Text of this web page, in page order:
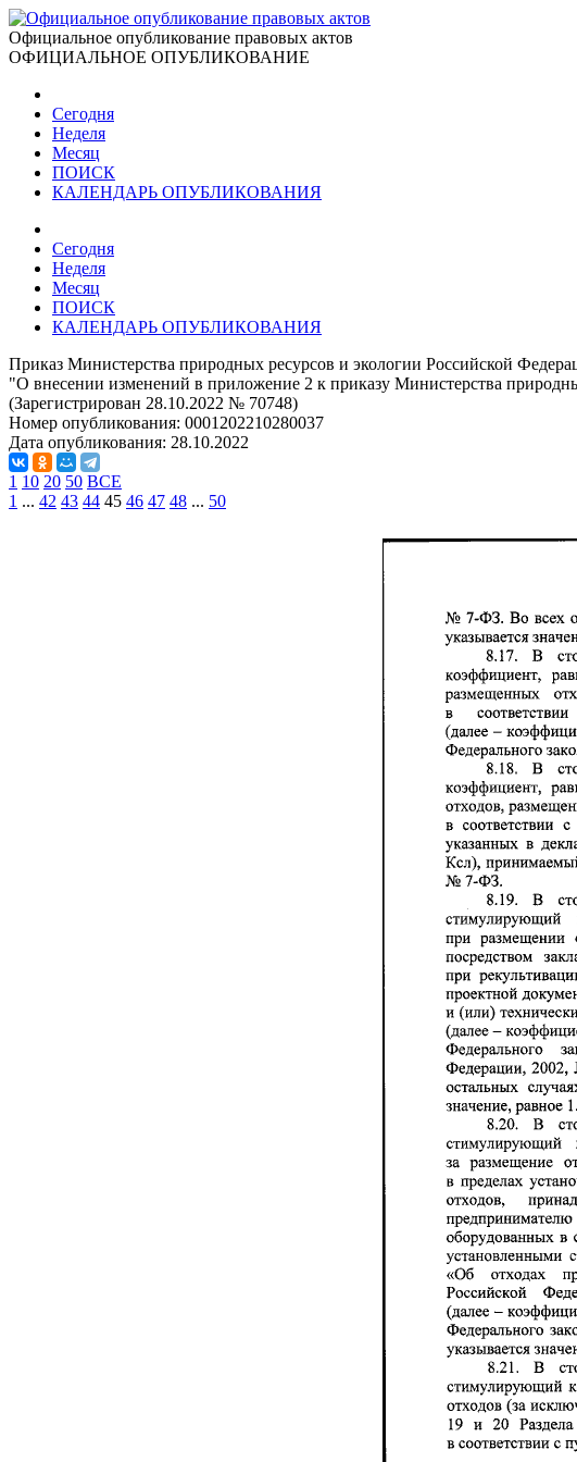
Официальное опубликование правовых актов
ОФИЦИАЛЬНОЕ ОПУБЛИКОВАНИЕ
Сегодня
Неделя
Месяц
ПОИСК
КАЛЕНДАРЬ ОПУБЛИКОВАНИЯ
Сегодня
Неделя
Месяц
ПОИСК
КАЛЕНДАРЬ ОПУБЛИКОВАНИЯ
Приказ Министерства природных ресурсов и экологии Российской
"О внесении изменений в приложение 2 к приказу Министерства
(Зарегистрирован 28.10.2022 № 70748)
Номер опубликования: 0001202210280037
Дата опубликования: 28.10.2022
1 10 20 50 ВСЕ
1 ... 42 43 44 45 46 47 48 ... 50